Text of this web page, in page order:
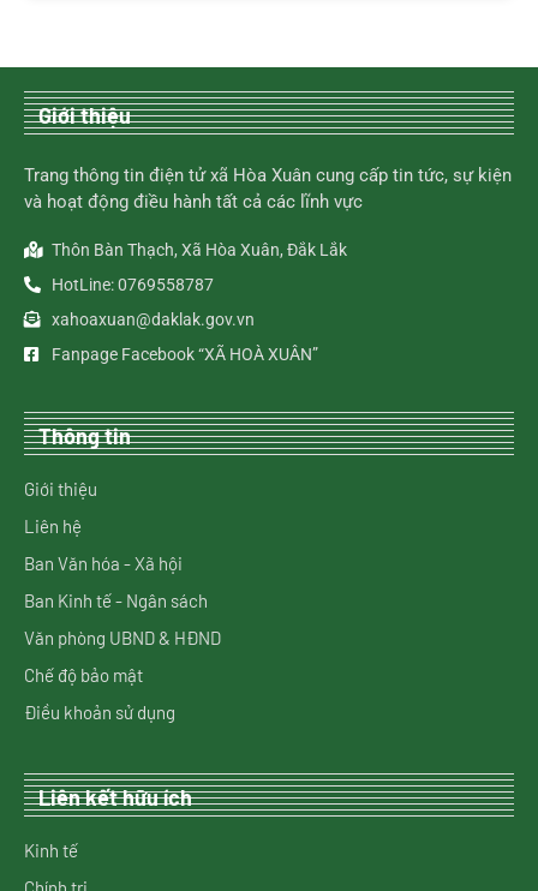
Giới thiệu
Trang thông tin điện tử xã Hòa Xuân cung cấp tin tức, sự kiện
và hoạt động điều hành tất cả các lĩnh vực
Thôn Bàn Thạch, Xã Hòa Xuân, Đắk Lắk
HotLine: 0769558787
xahoaxuan@daklak.gov.vn
Fanpage Facebook “XÃ HOÀ XUÂN”
Thông tin
Giới thiệu
Liên hệ
Ban Văn hóa - Xã hội
Ban Kinh tế - Ngân sách
Văn phòng UBND & HĐND
Chế độ bảo mật
Điều khoản sử dụng
Liên kết hữu ích
Kinh tế